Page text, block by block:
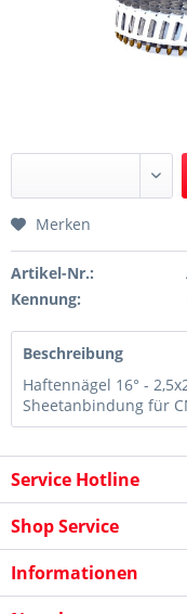
Merken
Artikel-Nr.:
Kennung:
Beschreibung
Haftennägel 16° -
Sheetanbindung für
Service Hotline
Shop Service
Informationen